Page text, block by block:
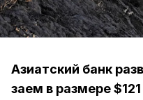
Азиатский банк
заем в размере